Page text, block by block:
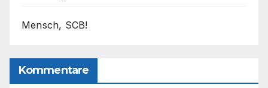
Mensch, SCB!
Kommentare